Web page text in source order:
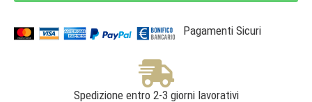
Tenuta
San
Pietro
Pagamenti Sicuri
Spedizione entro 2-3 giorni lavorativi